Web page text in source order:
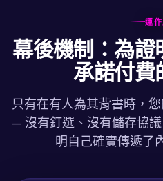
運
幕後機制：為證
承諾付費
只有在有人為其背書時，
— 沒有釘選、沒有儲存協
明自己確實傳遞了